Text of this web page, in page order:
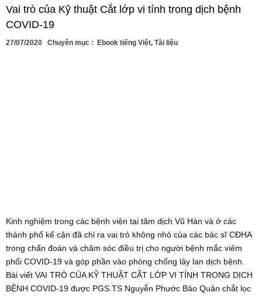
Vai trò của Kỹ thuật Cắt lớp vi tính trong dịch bệnh
COVID-19
27/07/2020 Chuyên mục : Ebook tiếng Việt, Tài liệu
Kinh nghiệm trong các bệnh viện tại tâm dịch Vũ Hán và ở các
thành phố kế cận đã chỉ ra vai trò không nhỏ của các bác sĩ CĐHA
trong chẩn đoán và chăm sóc điều trị cho người bệnh mắc viêm
phổi COVID-19 và góp phần vào phòng chống lây lan dịch bệnh.
Bài viết VAI TRÒ CỦA KỸ THUẬT CẮT LỚP VI TÍNH TRONG DỊCH
BỆNH COVID-19 được PGS.TS Nguyễn Phước Bảo Quân chắt lọc